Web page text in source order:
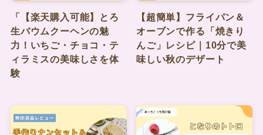
「【楽天購入可能】とろ
生バウムクーヘンの魅
力！いちご・チョコ・テ
ィラミスの美味しさを体
験
【超簡単】フライパン＆
オーブンで作る「焼きり
んご」レシピ｜10分で美
味しい秋のデザート